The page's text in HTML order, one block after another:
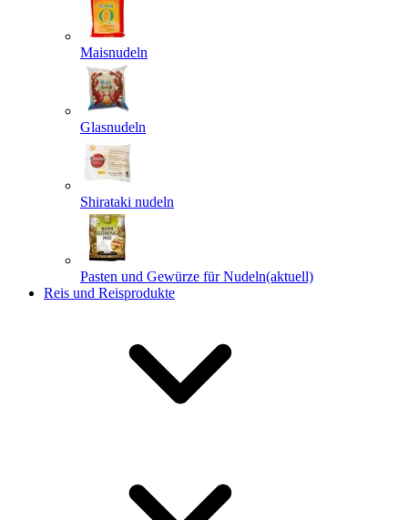
Maisnudeln
Glasnudeln
Shirataki nudeln
Pasten und Gewürze für Nudeln(aktuell)
Reis und Reisprodukte